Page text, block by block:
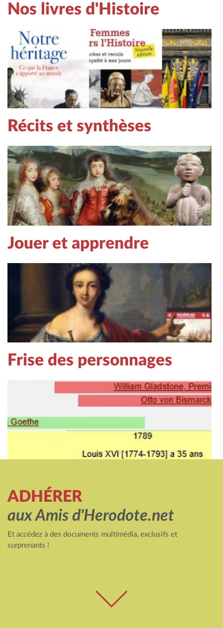
Nos livres d'Histoire
Récits et synthèses
Jouer et apprendre
Frise des personnages
ADHÉRER
aux Amis d'Herodote.net
Et accédez à des documents multimédia, exclusifs et
surprenants !